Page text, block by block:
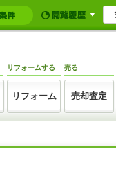
リフォームする
リフォーム
売る
売却査定